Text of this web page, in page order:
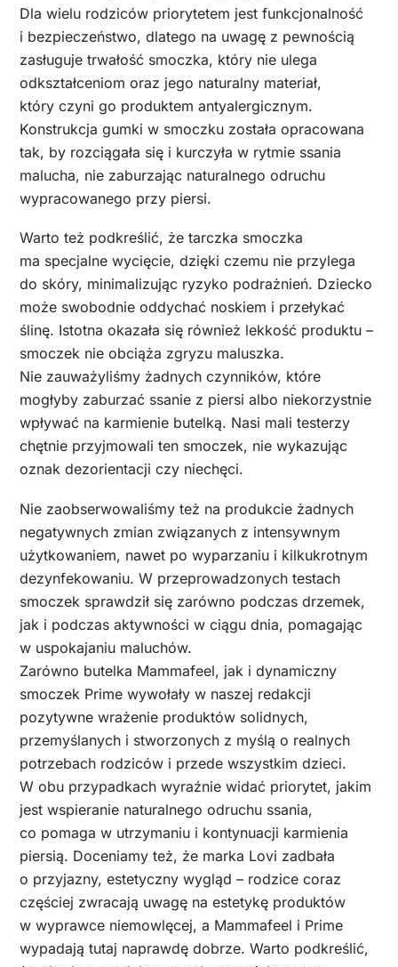
Dla wielu rodziców priorytetem jest funkcjonalność
i bezpieczeństwo, dlatego na uwagę z pewnością
zasługuje trwałość smoczka, który nie ulega
odkształceniom oraz jego naturalny materiał,
który czyni go produktem antyalergicznym.
Konstrukcja gumki w smoczku została opracowana
tak, by rozciągała się i kurczyła w rytmie ssania
malucha, nie zaburzając naturalnego odruchu
wypracowanego przy piersi.
Warto też podkreślić, że tarczka smoczka
ma specjalne wycięcie, dzięki czemu nie przylega
do skóry, minimalizując ryzyko podrażnień. Dziecko
może swobodnie oddychać noskiem i przełykać
ślinę. Istotna okazała się również lekkość produktu –
smoczek nie obciąża zgryzu maluszka.
Nie zauważyliśmy żadnych czynników, które
mogłyby zaburzać ssanie z piersi albo niekorzystnie
wpływać na karmienie butelką. Nasi mali testerzy
chętnie przyjmowali ten smoczek, nie wykazując
oznak dezorientacji czy niechęci.
Nie zaobserwowaliśmy też na produkcie żadnych
negatywnych zmian związanych z intensywnym
użytkowaniem, nawet po wyparzaniu i kilkukrotnym
dezynfekowaniu. W przeprowadzonych testach
smoczek sprawdził się zarówno podczas drzemek,
jak i podczas aktywności w ciągu dnia, pomagając
w uspokajaniu maluchów.
Zarówno butelka Mammafeel, jak i dynamiczny
smoczek Prime wywołały w naszej redakcji
pozytywne wrażenie produktów solidnych,
przemyślanych i stworzonych z myślą o realnych
potrzebach rodziców i przede wszystkim dzieci.
W obu przypadkach wyraźnie widać priorytet, jakim
jest wspieranie naturalnego odruchu ssania,
co pomaga w utrzymaniu i kontynuacji karmienia
piersią. Doceniamy też, że marka Lovi zadbała
o przyjazny, estetyczny wygląd – rodzice coraz
częściej zwracają uwagę na estetykę produktów
w wyprawce niemowlęcej, a Mammafeel i Prime
wypadają tutaj naprawdę dobrze. Warto podkreślić,